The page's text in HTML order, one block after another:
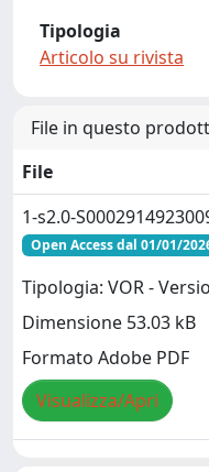
Tipologia
Articolo su rivista
File in questo
File
1-s2.0-
Open Access dal 01/01/
Tipologia: VOR -
Dimensione 53.03 kB
Formato Adobe PDF
Visualizza/Apri